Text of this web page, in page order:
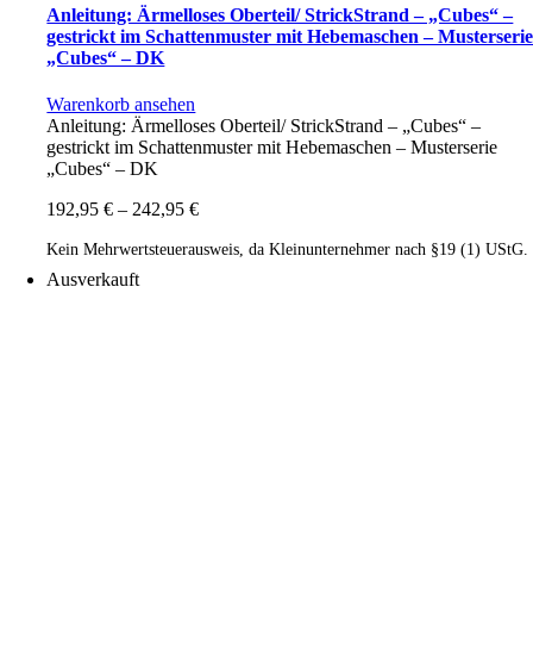
Anleitung: Ärmelloses Oberteil/ StrickStrand – „Cubes“ –
gestrickt im Schattenmuster mit Hebemaschen – Musterserie
„Cubes“ – DK
Warenkorb ansehen
Anleitung: Ärmelloses Oberteil/ StrickStrand – „Cubes“ –
gestrickt im Schattenmuster mit Hebemaschen – Musterserie
„Cubes“ – DK
192,95€ – 242,95€
Kein Mehrwertsteuerausweis, da Kleinunternehmer nach §19 (1) UStG.
Ausverkauft